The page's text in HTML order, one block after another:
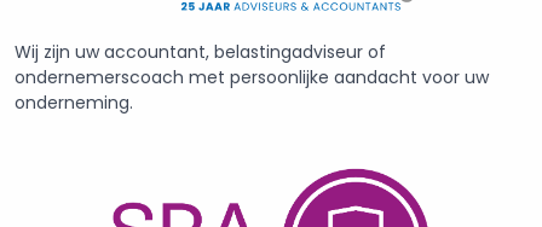
Wij zijn uw accountant, belastingadviseur of
ondernemerscoach met persoonlijke aandacht voor uw
onderneming.